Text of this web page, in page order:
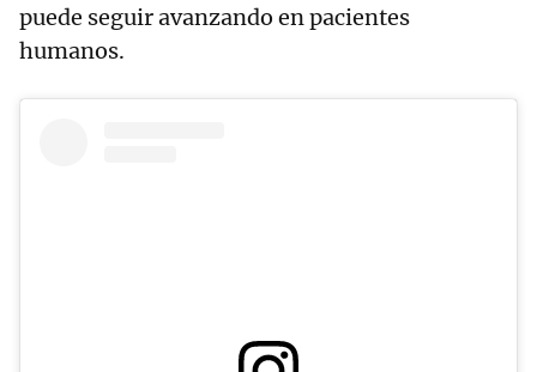
puede seguir avanzando en pacientes
humanos.